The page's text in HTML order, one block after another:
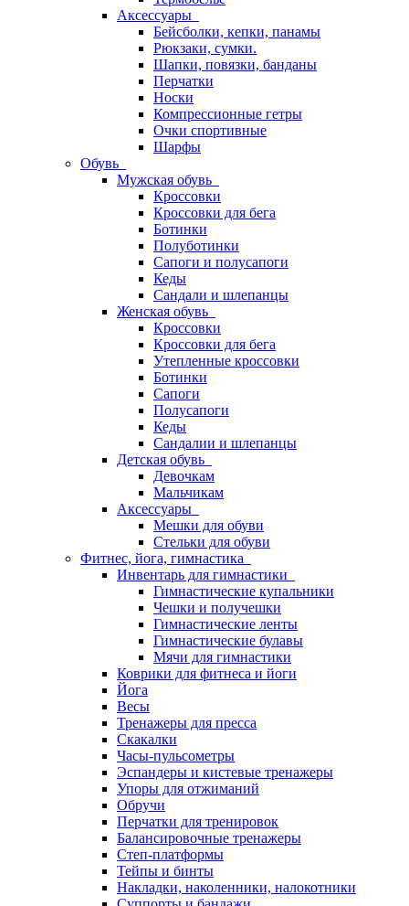
Аксессуары
Бейсболки, кепки, панамы
Рюкзаки, сумки.
Шапки, повязки, банданы
Перчатки
Носки
Компрессионные гетры
Очки спортивные
Шарфы
Обувь
Мужская обувь
Кроссовки
Кроссовки для бега
Ботинки
Полуботинки
Сапоги и полусапоги
Кеды
Сандали и шлепанцы
Женская обувь
Кроссовки
Кроссовки для бега
Утепленные кроссовки
Ботинки
Сапоги
Полусапоги
Кеды
Сандалии и шлепанцы
Детская обувь
Девочкам
Мальчикам
Аксессуары
Мешки для обуви
Стельки для обуви
Фитнес, йога, гимнастика
Инвентарь для гимнастики
Гимнастические купальники
Чешки и получешки
Гимнастические ленты
Гимнастические булавы
Мячи для гимнастики
Коврики для фитнеса и йоги
Йога
Весы
Тренажеры для пресса
Скакалки
Часы-пульсометры
Эспандеры и кистевые тренажеры
Упоры для отжиманий
Обручи
Перчатки для тренировок
Балансировочные тренажеры
Степ-платформы
Тейпы и бинты
Накладки, наколенники, налокотники